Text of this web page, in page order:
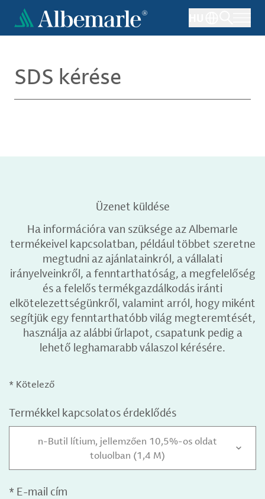
Ugrás
tartalomra
SDS kérése
Üzenet küldése
Ha információra van szüksége az Albemarle
termékeivel kapcsolatban, például többet szeretne
megtudni az ajánlatainkról, a vállalati
irányelveinkről, a fenntarthatóság, a megfelelőség
és a felelős termékgazdálkodás iránti
elkötelezettségünkről, valamint arról, hogy miként
segítjük egy fenntarthatóbb világ megteremtését,
használja az alábbi űrlapot, csapatunk pedig a
lehető leghamarabb válaszol kérésére.
* Kötelező
Termékkel kapcsolatos érdeklődés
n-Butil lítium, jellemzően 10,5%-os oldat
toluolban (1,4 M)
* E-mail cím